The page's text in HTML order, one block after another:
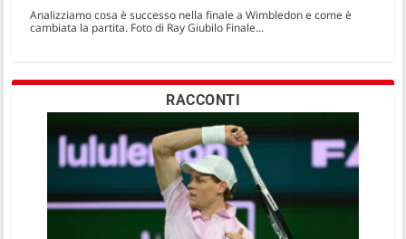
Analizziamo cosa è successo nella finale a Wimbledon e come è
cambiata la partita. Foto di Ray Giubilo Finale...
RACCONTI